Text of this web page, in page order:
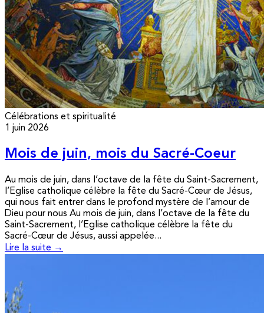
Célébrations et spiritualité
1 juin 2026
Mois de juin, mois du Sacré-Coeur
Au mois de juin, dans l’octave de la fête du Saint-Sacrement,
l’Eglise catholique célèbre la fête du Sacré-Cœur de Jésus,
qui nous fait entrer dans le profond mystère de l’amour de
Dieu pour nous Au mois de juin, dans l’octave de la fête du
Saint-Sacrement, l’Eglise catholique célèbre la fête du
Sacré-Cœur de Jésus, aussi appelée...
Lire la suite →